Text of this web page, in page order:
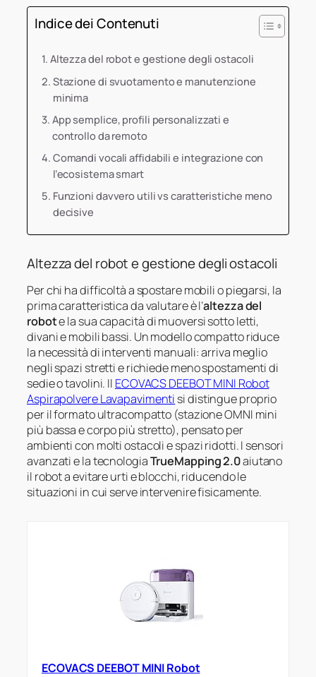
Indice dei Contenuti
Altezza del robot e gestione degli ostacoli
Stazione di svuotamento e manutenzione
minima
App semplice, profili personalizzati e
controllo da remoto
Comandi vocali affidabili e integrazione con
l’ecosistema smart
Funzioni davvero utili vs caratteristiche meno
decisive
Altezza del robot e gestione degli ostacoli
Per chi ha difficoltà a spostare mobili o piegarsi, la
prima caratteristica da valutare è l’altezza del
robote la sua capacità di muoversi sotto letti,
divani e mobili bassi. Un modello compatto riduce
la necessità di interventi manuali: arriva meglio
negli spazi stretti e richiede meno spostamenti di
sedie o tavolini. Il ECOVACS DEEBOT MINI Robot
Aspirapolvere Lavapavimenti si distingue proprio
per il formato ultracompatto (stazione OMNI mini
più bassa e corpo più stretto), pensato per
ambienti con molti ostacoli e spazi ridotti. I sensori
avanzati e la tecnologiaTrueMapping 2.0aiutano
il robot a evitare urti e blocchi, riducendo le
situazioni in cui serve intervenire fisicamente.
ECOVACS DEEBOT MINI Robot